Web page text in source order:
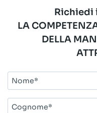
Richiedi
LA
DELLA
Nome*
Cognome*